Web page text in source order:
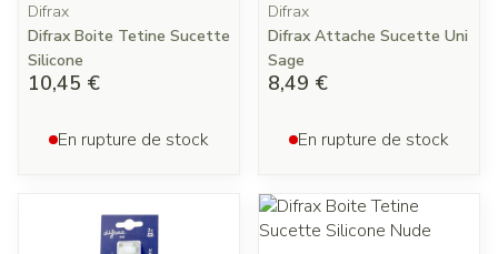
Difrax
Difrax Boite Tetine Sucette
Silicone
10,45 €
En rupture de stock
Difrax
Difrax Attache Sucette Uni
Sage
8,49 €
En rupture de stock